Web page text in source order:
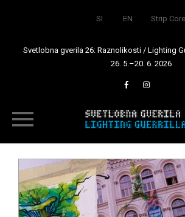
SI EN Strip Core
Svetlobna gverila 26: Raznolikosti / Lighting
26. 5.–20. 6. 2026
content